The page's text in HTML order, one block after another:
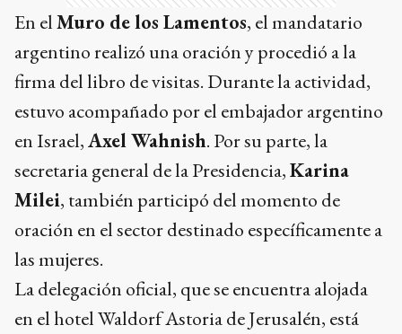
En elMuro de los Lamentos, el mandatario
argentino realizó una oración y procedió a la
firma del libro de visitas. Durante la actividad,
estuvo acompañado por el embajador argentino
en Israel,Axel Wahnish. Por su parte, la
secretaria general de la Presidencia,Karina
Milei, también participó del momento de
oración en el sector destinado específicamente a
las mujeres.
La delegación oficial, que se encuentra alojada
en el hotel Waldorf Astoria de Jerusalén, está